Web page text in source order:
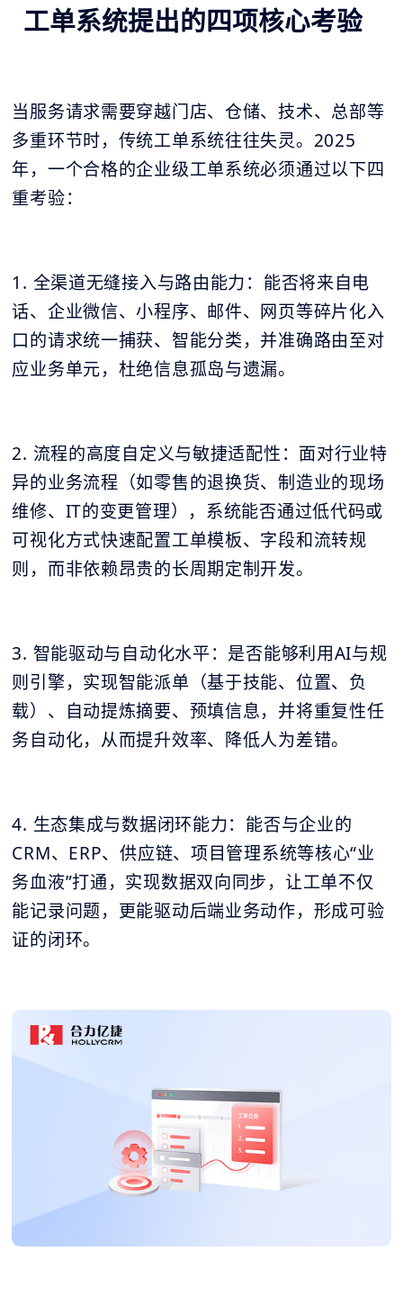
工单系统提出的四项核心考验
当服务请求需要穿越门店、仓储、技术、总部等
多重环节时，传统工单系统往往失灵。2025
年，一个合格的企业级工单系统必须通过以下四
重考验：
1. 全渠道无缝接入与路由能力：能否将来自电
话、企业微信、小程序、邮件、网页等碎片化入
口的请求统一捕获、智能分类，并准确路由至对
应业务单元，杜绝信息孤岛与遗漏。
2. 流程的高度自定义与敏捷适配性：面对行业特
异的业务流程（如零售的退换货、制造业的现场
维修、IT的变更管理），系统能否通过低代码或
可视化方式快速配置工单模板、字段和流转规
则，而非依赖昂贵的长周期定制开发。
3. 智能驱动与自动化水平：是否能够利用AI与规
则引擎，实现智能派单（基于技能、位置、负
载）、自动提炼摘要、预填信息，并将重复性任
务自动化，从而提升效率、降低人为差错。
4. 生态集成与数据闭环能力：能否与企业的
CRM、ERP、供应链、项目管理系统等核心“业
务血液”打通，实现数据双向同步，让工单不仅
能记录问题，更能驱动后端业务动作，形成可验
证的闭环。